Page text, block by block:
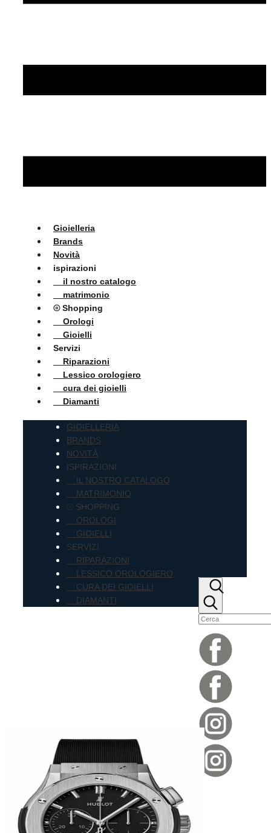
Gioielleria
Brands
Novità
ispirazioni
il nostro catalogo
matrimonio
⦾ Shopping
Orologi
Gioielli
Servizi
Riparazioni
Lessico orologiero
cura dei gioielli
Diamanti
GIOIELLERIA
BRANDS
NOVITÀ
ISPIRAZIONI
IL NOSTRO CATALOGO
MATRIMONIO
⦾ SHOPPING
OROLOGI
GIOIELLI
SERVIZI
RIPARAZIONI
LESSICO OROLOGIERO
CURA DEI GIOIELLI
DIAMANTI